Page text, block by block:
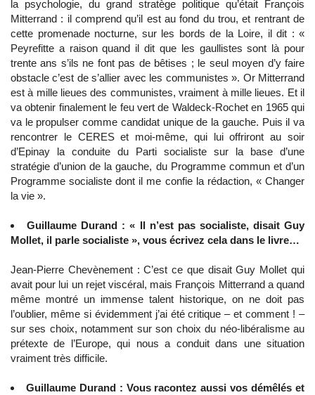
la psychologie, du grand stratège politique qu’était François
Mitterrand : il comprend qu’il est au fond du trou, et rentrant de
cette promenade nocturne, sur les bords de la Loire, il dit : «
Peyrefitte a raison quand il dit que les gaullistes sont là pour
trente ans s’ils ne font pas de bêtises ; le seul moyen d’y faire
obstacle c’est de s’allier avec les communistes ». Or Mitterrand
est à mille lieues des communistes, vraiment à mille lieues. Et il
va obtenir finalement le feu vert de Waldeck-Rochet en 1965 qui
va le propulser comme candidat unique de la gauche. Puis il va
rencontrer le CERES et moi-même, qui lui offriront au soir
d’Epinay la conduite du Parti socialiste sur la base d’une
stratégie d’union de la gauche, du Programme commun et d’un
Programme socialiste dont il me confie la rédaction, « Changer
la vie ».
Guillaume Durand : « Il n’est pas socialiste, disait Guy
Mollet, il parle socialiste », vous écrivez cela dans le livre…
Jean-Pierre Chevènement : C’est ce que disait Guy Mollet qui
avait pour lui un rejet viscéral, mais François Mitterrand a quand
même montré un immense talent historique, on ne doit pas
l’oublier, même si évidemment j’ai été critique – et comment ! –
sur ses choix, notamment sur son choix du néo-libéralisme au
prétexte de l’Europe, qui nous a conduit dans une situation
vraiment très difficile.
Guillaume Durand : Vous racontez aussi vos démêlés et